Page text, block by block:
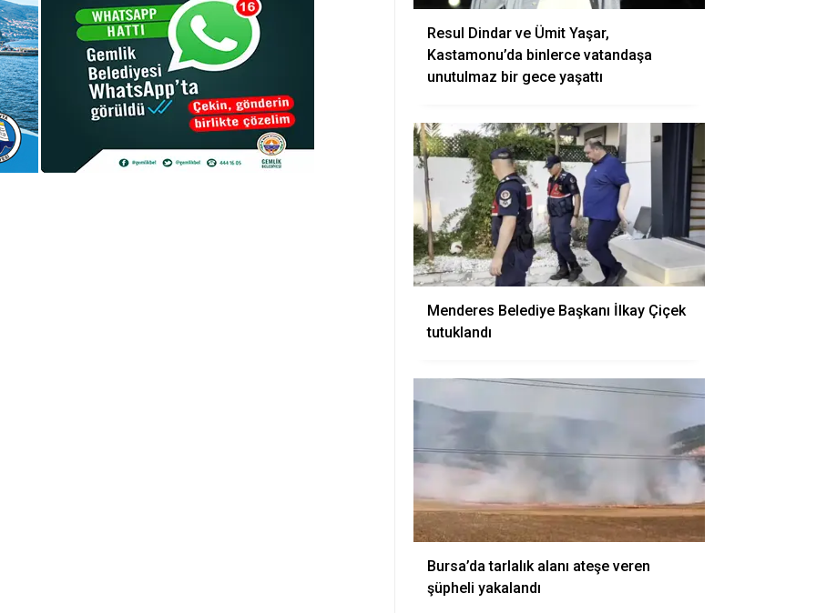
Resul Dindar ve Ümit Yaşar,
Kastamonu’da binlerce vatandaşa
unutulmaz bir gece yaşattı
Menderes Belediye Başkanı İlkay Çiçek
tutuklandı
Bursa’da tarlalık alanı ateşe veren
şüpheli yakalandı